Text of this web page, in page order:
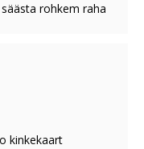
rohkem raha
kinkekaart